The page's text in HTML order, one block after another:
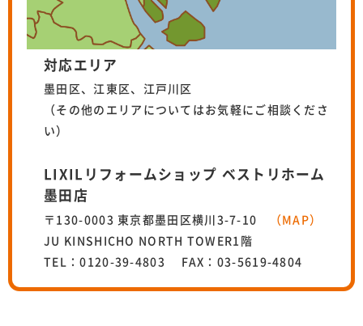
対応エリア
墨田区、江東区、江戸川区
（その他のエリアについてはお気軽にご相談くださ
い）
LIXILリフォームショップ ベストリホーム
墨田店
〒130-0003 東京都墨田区横川3-7-10
（MAP）
JU KINSHICHO NORTH TOWER1階
TEL：0120-39-4803 FAX：03-5619-4804